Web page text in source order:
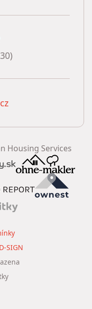
Housing Services
SIGN